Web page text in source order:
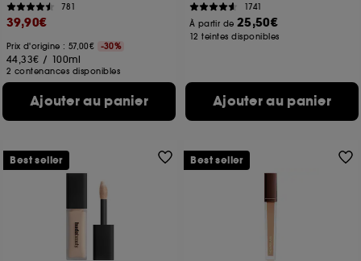
781
39,90€
Prix d'origine : 57,00€ -30%
44,33€ / 100ml
2 contenances disponibles
Ajouter au panier
1741
À partir de 25,50€
12 teintes disponibles
Ajouter au panier
Best seller Best seller